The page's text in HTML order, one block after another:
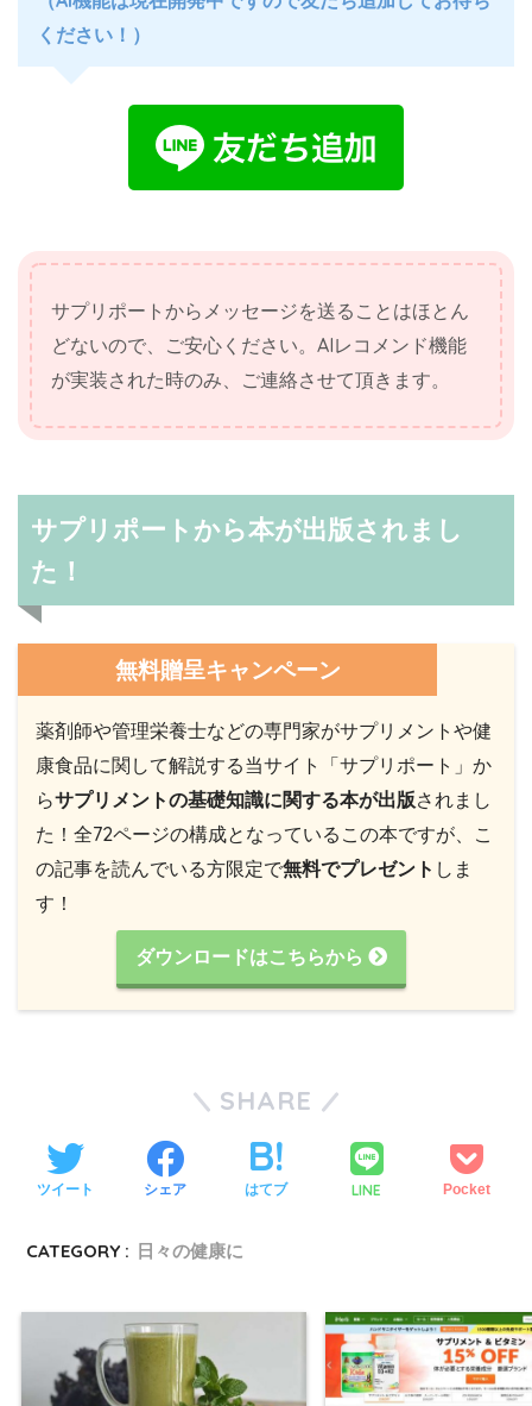
ください！）
サプリポートからメッセージを送ることはほとん
どないので、ご安心ください。AIレコメンド機能
が実装された時のみ、ご連絡させて頂きます。
サプリポートから本が出版されまし
た！
無料贈呈キャンペーン
薬剤師や管理栄養士などの専門家がサプリメントや健
康食品に関して解説する当サイト「サプリポート」か
らサプリメントの基礎知識に関する本が出版されまし
た！全72ページの構成となっているこの本ですが、こ
の記事を読んでいる方限定で無料でプレゼント しま
す！
ダウンロードはこちらから
SHARE
ツイート シェア はてブ LINE Pocket
CATEGORY : 日々の健康に